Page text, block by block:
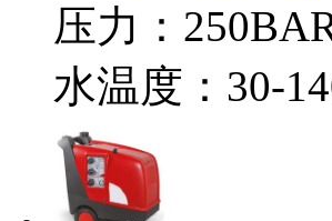
压力：
水温度：30-